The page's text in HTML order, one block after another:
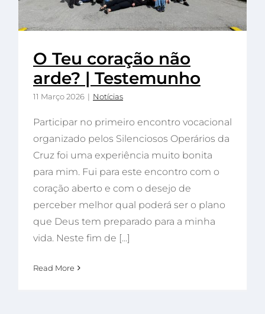
O Teu coração não
arde? | Testemunho
11 Março 2026 | Notícias
Participar no primeiro encontro vocacional
organizado pelos Silenciosos Operários da
Cruz foi uma experiência muito bonita
para mim. Fui para este encontro com o
coração aberto e com o desejo de
perceber melhor qual poderá ser o plano
que Deus tem preparado para a minha
vida. Neste fim de [...]
Read More